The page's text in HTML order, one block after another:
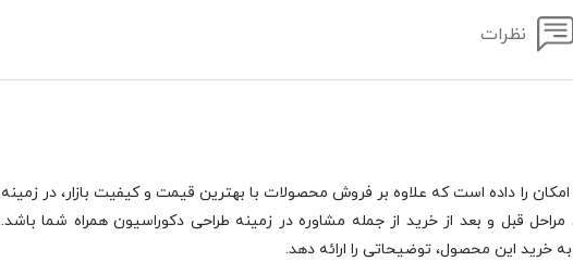
نظرات
را داده است که علاوه بر فروش محصولات با بهترین قیمت و کیفیت بازار، در زمینه
قبل و بعد از خرید از جمله مشاوره در زمینه طراحی دکوراسیون همراه شما باشد.
خرید این محصول، توضیحاتی را ارائه دهد.